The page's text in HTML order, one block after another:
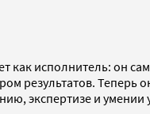
как исполнитель: он
результатов. Теперь
экспертизе и